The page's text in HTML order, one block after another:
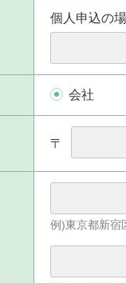
個人申込の
会社
〒
例)東京都新宿